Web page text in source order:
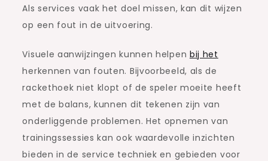
Als services vaak het doel missen, kan dit wijzen
op een fout in de uitvoering.
Visuele aanwijzingen kunnen helpen bij het
herkennen van fouten. Bijvoorbeeld, als de
rackethoek niet klopt of de speler moeite heeft
met de balans, kunnen dit tekenen zijn van
onderliggende problemen. Het opnemen van
trainingssessies kan ook waardevolle inzichten
bieden in de service techniek en gebieden voor